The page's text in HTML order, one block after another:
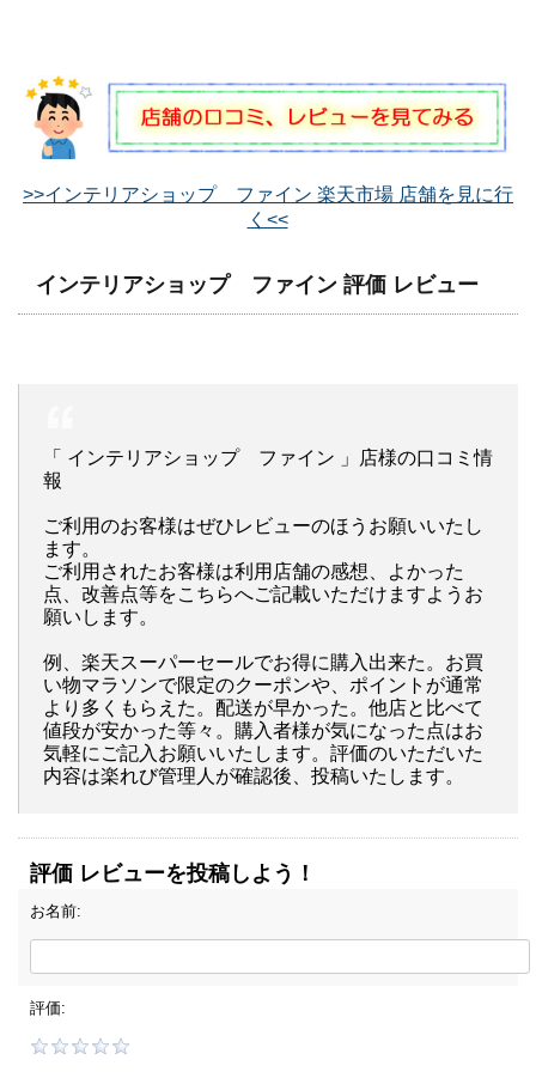
>>インテリアショップ ファイン 楽天市場 店舗を見に行
く<<
インテリアショップ ファイン 評価 レビュー
「 インテリアショップ ファイン 」店様の口コミ情
報
ご利用のお客様はぜひレビューのほうお願いいたし
ます。
ご利用されたお客様は利用店舗の感想、よかった
点、改善点等をこちらへご記載いただけますようお
願いします。
例、楽天スーパーセールでお得に購入出来た。お買
い物マラソンで限定のクーポンや、ポイントが通常
より多くもらえた。配送が早かった。他店と比べて
値段が安かった等々。購入者様が気になった点はお
気軽にご記入お願いいたします。評価のいただいた
内容は楽れび管理人が確認後、投稿いたします。
評価 レビューを投稿しよう！
お名前:
評価: